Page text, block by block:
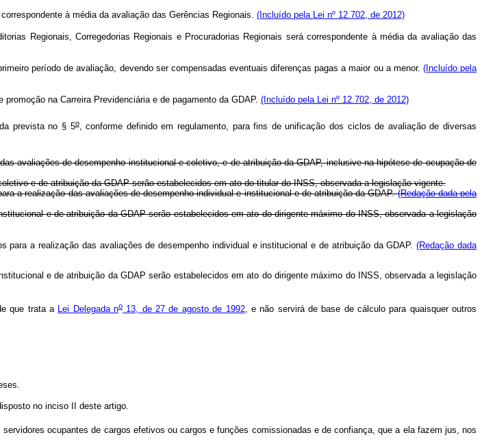
à média da avaliação das Gerências Regionais. (Incluído pela Lei nº 12.702, de 2012)
Regionais, Corregedorias Regionais e Procuradorias Regionais será correspondente à média da avaliação das
período de avaliação, devendo ser compensadas eventuais diferenças pagas a maior ou a menor. (Incluído pela
na Carreira Previdenciária e de pagamento da GDAP. (Incluído pela Lei nº 12.702, de 2012)
prevista no § 5o, conforme definido em regulamento, para fins de unificação dos ciclos de avaliação de diversas
avaliações de desempenho institucional e coletivo, e de atribuição da GDAP, inclusive na hipótese de ocupação de
e de atribuição da GDAP serão estabelecidos em ato do titular do INSS, observada a legislação vigente.
a realização das avaliações de desempenho individual e institucional e de atribuição da GDAP.(Redação dada pela
e de atribuição da GDAP serão estabelecidos em ato do dirigente máximo do INSS, observada a legislação
a realização das avaliações de desempenho individual e institucional e de atribuição da GDAP.(Redação dada
e de atribuição da GDAP serão estabelecidos em ato do dirigente máximo do INSS, observada a legislação
que trata a Lei Delegada no13, de 27 de agosto de 1992, e não servirá de base de cálculo para quaisquer outros
no inciso II deste artigo.
servidores ocupantes de cargos efetivos ou cargos e funções comissionadas e de confiança, que a ela fazem jus, nos